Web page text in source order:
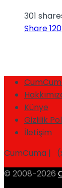
301
Share120
Künye
Gizlilik
İletişim
CumCuma |
© 2008-2026